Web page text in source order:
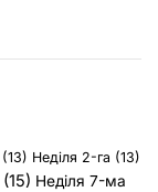
(13) Неділя 2-га (13)
(15) Неділя 7-ма